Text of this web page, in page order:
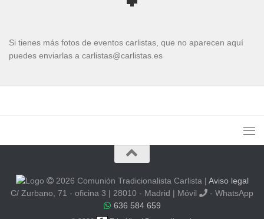
Si tienes más fotos de eventos carlistas, que no aparecen aquí
puedes enviarlas a carlistas@carlistas.es
2026 Comunión Tradicionalista Carlista | Aviso legal
C/ Zurbano, 71 - oficina 3 | 28010 - Madrid | Móvil
- WhatsApp
636 584 659